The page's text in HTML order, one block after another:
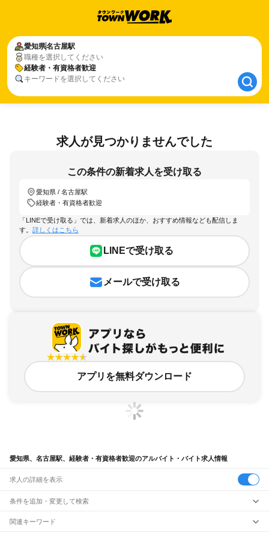
愛知県名古屋駅
職種を選択してください
経験者・有資格者歓迎
キーワードを選択してください
愛知県名古屋駅
経験者・有資格者歓迎
求人が見つかりませんでした
この条件の新着求人を受け取る
愛知県 / 名古屋駅
経験者・有資格者歓迎
「LINEで受け取る」では、新着求人のほか、おすすめ情報なども配信しま
す。 詳しくはこちら
LINEで受け取る
メールで受け取る
アプリを無料ダウンロード
愛知県、名古屋駅、経験者・有資格者歓迎のアルバイト・バイト求人情報
求人の詳細を表示
条件を追加・変更して検索
市区町村を追加・変更
関連キーワード